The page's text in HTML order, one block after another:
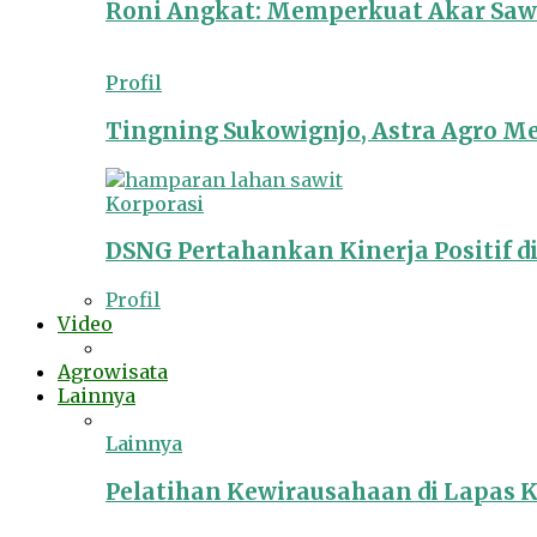
Roni Angkat: Memperkuat Akar
Profil
Tingning Sukowignjo, Astra Agro
Korporasi
DSNG Pertahankan Kinerja Positif
Profil
Video
Agrowisata
Lainnya
Lainnya
Pelatihan Kewirausahaan di Lapas